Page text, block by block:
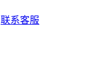
联系客服